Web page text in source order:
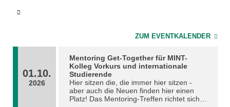
Dieses Mentoring-Treffen richtet sich an alle unsere
des Deutschkurses vor der Ankunft und der internationalen
Dieses Treffen bietet euch vor Semesterbeginn die
Gelegenheit:
∎ Chillax
∎ euch zu unterhalten und verschiedene Brett- und
Kartenspiele zu spielen
ZUM EVENTKALENDER
01.10.
2026
Mentoring Get-Together für MINT-
Kolleg Vorkurs und internationale
Studierende
Hier sitzen die, die immer hier sitzen -
aber auch die Neuen finden hier einen
Platz! Das Mentoring-Treffen richtet sich